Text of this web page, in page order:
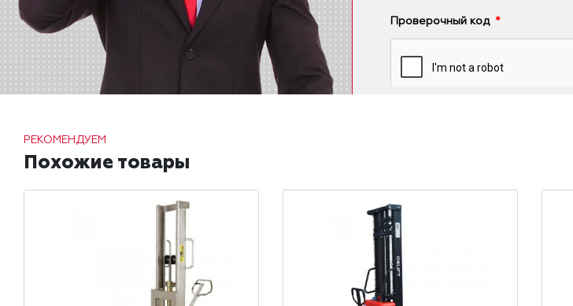
Проверочный код
РЕКОМЕНДУЕМ
Похожие товары